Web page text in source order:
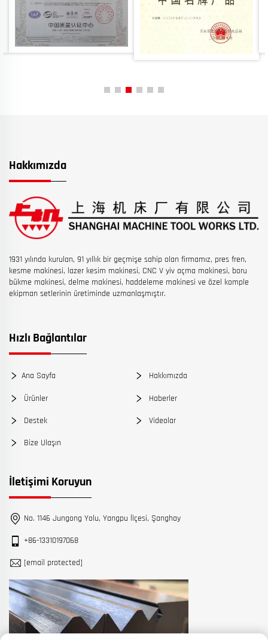
Hakkımızda
1931 yılında kurulan, 91 yıllık bir geçmişe sahip olan firmamız, pres fren,
kesme makinesi, lazer kesim makinesi, CNC V yiv açma makinesi, boru
bükme makinesi, delme makinesi, haddeleme makinesi ve özel komple
ekipman setlerinin üretiminde uzmanlaşmıştır.
Hızlı Bağlantılar
Ana Sayfa Hakkımızda
Ürünler Haberler
Destek Videolar
Bize Ulaşın
İletişimi Koruyun
No. 1146 Jungong Yolu, Yangpu İlçesi, Şanghay
+86-13310197068
[email protected]